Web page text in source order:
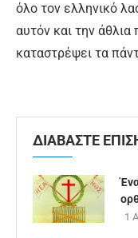
όλο τον ελληνικό
αυτόν και την
καταστρέψει τα
ΔΙΑΒΑΣΤΕ
1